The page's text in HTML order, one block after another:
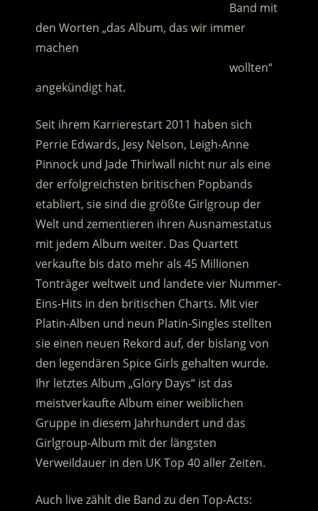
Band mit
den Worten „das Album, das wir immer
machen
wollten“
angekündigt hat.
Seit ihrem Karrierestart 2011 haben sich
Perrie Edwards, Jesy Nelson, Leigh-Anne
Pinnock und Jade Thirlwall nicht nur als eine
der erfolgreichsten britischen Popbands
etabliert, sie sind die größte Girlgroup der
Welt und zementieren ihren Ausnamestatus
mit jedem Album weiter. Das Quartett
verkaufte bis dato mehr als 45 Millionen
Tonträger weltweit und landete vier Nummer-
Eins-Hits in den britischen Charts. Mit vier
Platin-Alben und neun Platin-Singles stellten
sie einen neuen Rekord auf, der bislang von
den legendären Spice Girls gehalten wurde.
Ihr letztes Album „Glory Days“ ist das
meistverkaufte Album einer weiblichen
Gruppe in diesem Jahrhundert und das
Girlgroup-Album mit der längsten
Verweildauer in den UK Top 40 aller Zeiten.
Auch live zählt die Band zu den Top-Acts: